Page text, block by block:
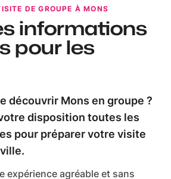
DE GROUPE À MONS
informations
pour les
découvrir Mons en groupe ?
disposition toutes les
pour préparer votre visite
expérience agréable et sans